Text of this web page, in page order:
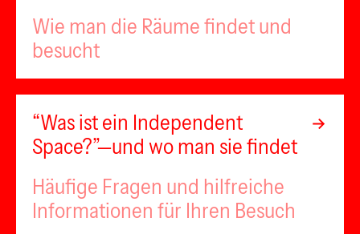
Wie man die Räume findet und
besucht
“Was ist ein Independent
Space?”—und wo man sie findet
Häufige Fragen und hilfreiche
Informationen für Ihren Besuch